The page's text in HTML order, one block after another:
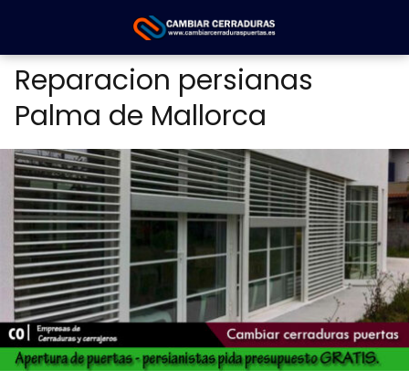
Reparacion persianas
Palma de Mallorca